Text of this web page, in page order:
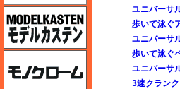
ユニバーサ
歩いて泳ぐ
ユニバーサ
歩いて泳ぐ
ユニバーサ
3速クラン
モデルカステン
モノクローム